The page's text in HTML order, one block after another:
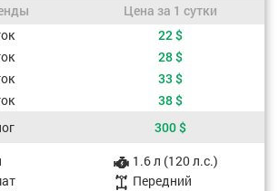
за 1 сутки
Цена за 1 сутки
от периода аренды22$
28$
33 $
38$
300$
1.6 л (120 л.с.)
Передний